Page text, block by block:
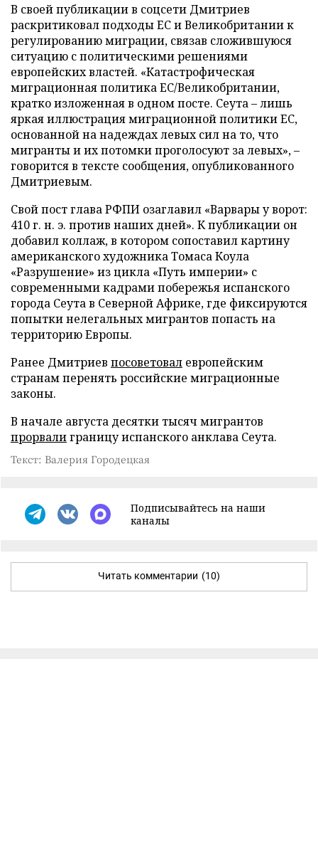
В своей публикации в соцсети Дмитриев
раскритиковал подходы ЕС и Великобритании к
регулированию миграции, связав сложившуюся
ситуацию с политическими решениями
европейских властей. «Катастрофическая
миграционная политика ЕС/Великобритании,
кратко изложенная в одном посте. Сеута – лишь
яркая иллюстрация миграционной политики ЕС,
основанной на надеждах левых сил на то, что
мигранты и их потомки проголосуют за левых», –
говорится в тексте сообщения, опубликованного
Дмитриевым.
Свой пост глава РФПИ озаглавил «Варвары у ворот:
410 г. н. э. против наших дней». К публикации он
добавил коллаж, в котором сопоставил картину
американского художника Томаса Коула
«Разрушение» из цикла «Путь империи» с
современными кадрами побережья испанского
города Сеута в Северной Африке, где фиксируются
попытки нелегальных мигрантов попасть на
территорию Европы.
Ранее Дмитриев посоветовал европейским
странам перенять российские миграционные
законы.
В начале августа десятки тысяч мигрантов
прорвалиграницу испанского анклава Сеута.
Текст: Валерия Городецкая
Подписывайтесь на наши
каналы
Читать комментарии (10)